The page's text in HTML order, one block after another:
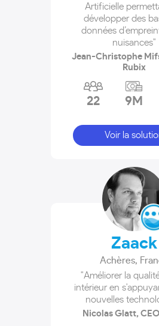
Artificielle
développer des
données
nuisances"
Jean-Christophe
Rubix
22 9M
Voir la
Zaack
Achères,
"Améliorer la
intérieur en
nouvelles
Nicolas Glatt,